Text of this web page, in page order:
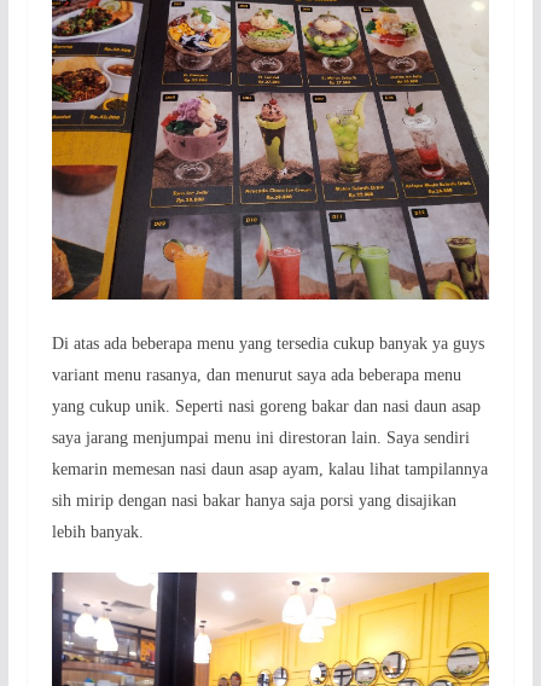
Di atas ada beberapa menu yang tersedia cukup banyak ya guys
variant menu rasanya, dan menurut saya ada beberapa menu
yang cukup unik. Seperti nasi goreng bakar dan nasi daun asap
saya jarang menjumpai menu ini direstoran lain. Saya sendiri
kemarin memesan nasi daun asap ayam, kalau lihat tampilannya
sih mirip dengan nasi bakar hanya saja porsi yang disajikan
lebih banyak.